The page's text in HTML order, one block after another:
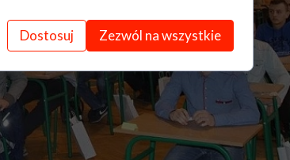
Dostosuj Zezwól na wszystkie